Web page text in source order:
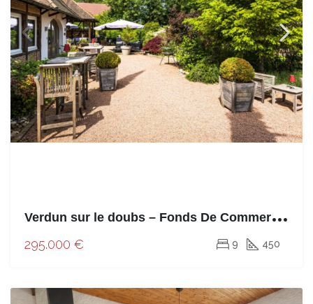
V
erdun sur le doubs – Fonds De Commerce – 450m²
295.000 € 9 450